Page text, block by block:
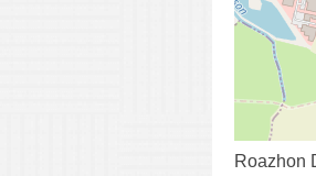
Roazhon